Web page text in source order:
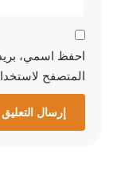
احفظ اسمي،
المتصفح